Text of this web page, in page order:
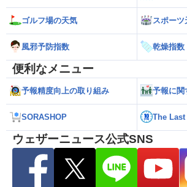
ゴルフ場の天気 スポーツ
風邪予防指数 乾燥指数
便利なメニュー
予報精度向上の取り組み 予報に関
SORASHOP The Last
ウェザーニュース公式SNS